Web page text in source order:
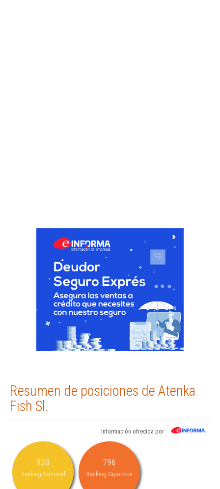
Resumen de posiciones de Atenka
Fish Sl.
Información ofrecida por
920
Ranking Sectorial
796
Ranking Gipuzkoa